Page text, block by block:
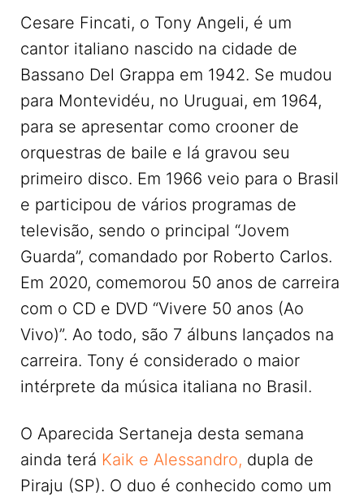
Cesare Fincati, o Tony Angeli, é um
cantor italiano nascido na cidade de
Bassano Del Grappa em 1942. Se mudou
para Montevidéu, no Uruguai, em 1964,
para se apresentar como crooner de
orquestras de baile e lá gravou seu
primeiro disco. Em 1966 veio para o Brasil
e participou de vários programas de
televisão, sendo o principal “Jovem
Guarda”, comandado por Roberto Carlos.
Em 2020, comemorou 50 anos de carreira
com o CD e DVD “Vivere 50 anos (Ao
Vivo)”. Ao todo, são 7 álbuns lançados na
carreira. Tony é considerado o maior
intérprete da música italiana no Brasil.
O Aparecida Sertaneja desta semana
ainda terá Kaik e Alessandro, dupla de
Piraju (SP). O duo é conhecido como um